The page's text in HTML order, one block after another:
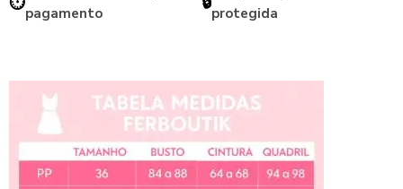
pagamento
protegida